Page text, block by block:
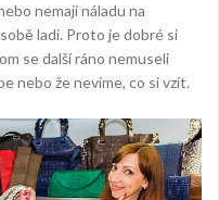
nemají náladu na
ladí. Proto je dobré si
se další ráno nemuseli
nebo že nevíme, co si vzít.